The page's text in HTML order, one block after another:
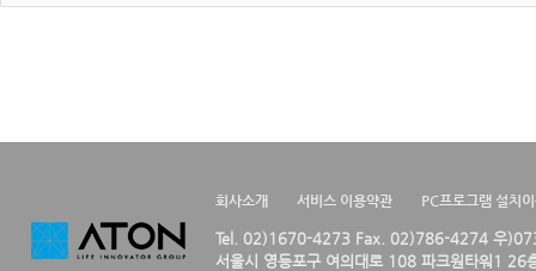
회사소개 서비스 이용약관 PC프로그램 설치
Tel. 02)1670-4273 Fax. 02)786-4274 우
서울시 영등포구 여의대로 108 파크원타워1 26